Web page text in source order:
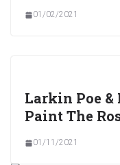
01/02/2021
Larkin Poe &
Paint The
01/11/2021